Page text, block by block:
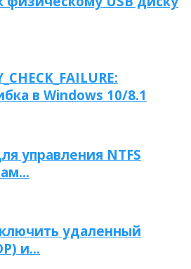
в Windows 10/8.1
управления NTFS
удаленный
и...